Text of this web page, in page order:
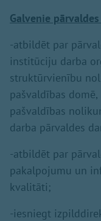
Galvenie
-atbildēt par
institūciju darba
struktūrvienību
pašvaldības
pašvaldības
darba pārvaldes
-atbildēt par
pakalpojumu un
kvalitāti;
-iesniegt